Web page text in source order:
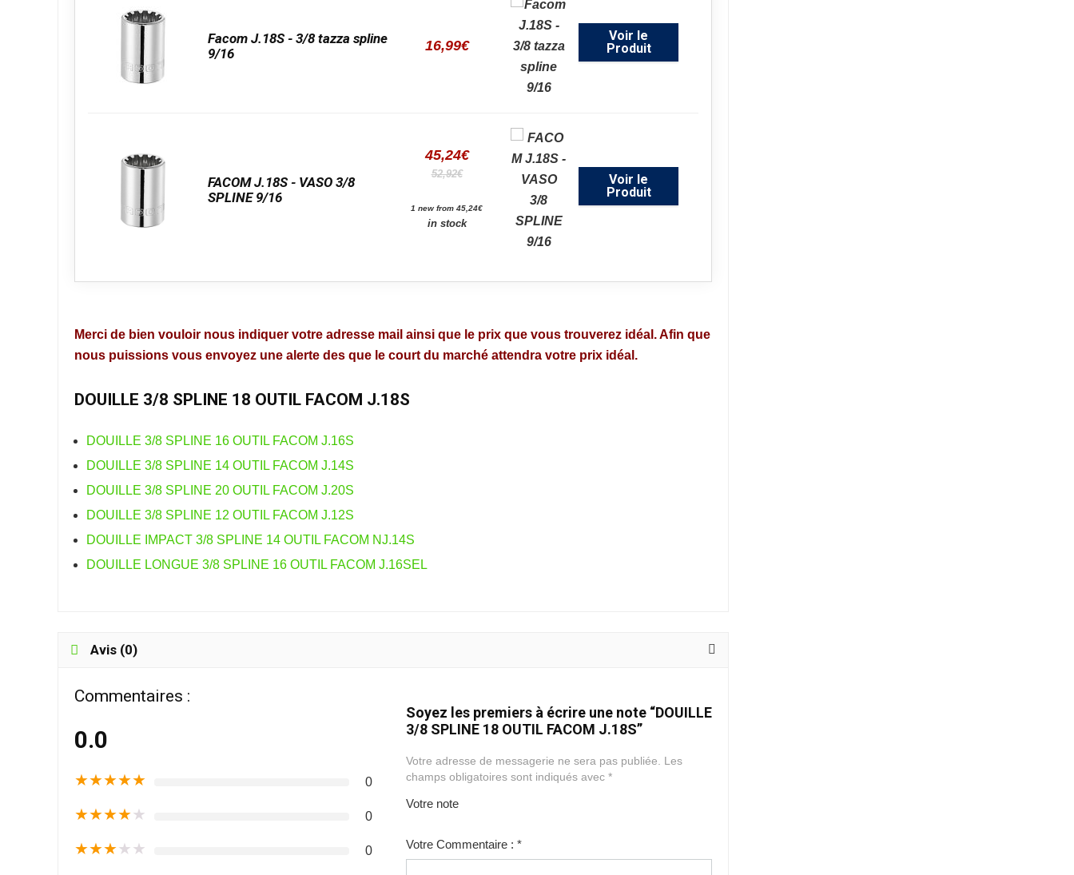
Facom J.18S - 3/8 tazza spline
9/16
16,99€
Voir le
Produit
FACOM J.18S - VASO 3/8
SPLINE 9/16
45,24€
52,92€
1 new from 45,24€
in stock
Voir le
Produit
Merci de bien vouloir nous indiquer votre adresse mail ainsi que le prix que vous trouverez idéal. Afin que
nous puissions vous envoyez une alerte des que le court du marché attendra votre prix idéal.
DOUILLE 3/8 SPLINE 18 OUTIL FACOM J.18S
DOUILLE 3/8 SPLINE 16 OUTIL FACOM J.16S
DOUILLE 3/8 SPLINE 14 OUTIL FACOM J.14S
DOUILLE 3/8 SPLINE 20 OUTIL FACOM J.20S
DOUILLE 3/8 SPLINE 12 OUTIL FACOM J.12S
DOUILLE IMPACT 3/8 SPLINE 14 OUTIL FACOM NJ.14S
DOUILLE LONGUE 3/8 SPLINE 16 OUTIL FACOM J.16SEL
Avis (0)
Commentaires :
0.0
★★★★★ 0
★★★★★ 0
★★★★★ 0
Soyez les premiers à écrire une note “DOUILLE
3/8 SPLINE 18 OUTIL FACOM J.18S”
Votre adresse de messagerie ne sera pas publiée.
Les
champs obligatoires sont indiqués avec *
Votre note
Votre Commentaire : *